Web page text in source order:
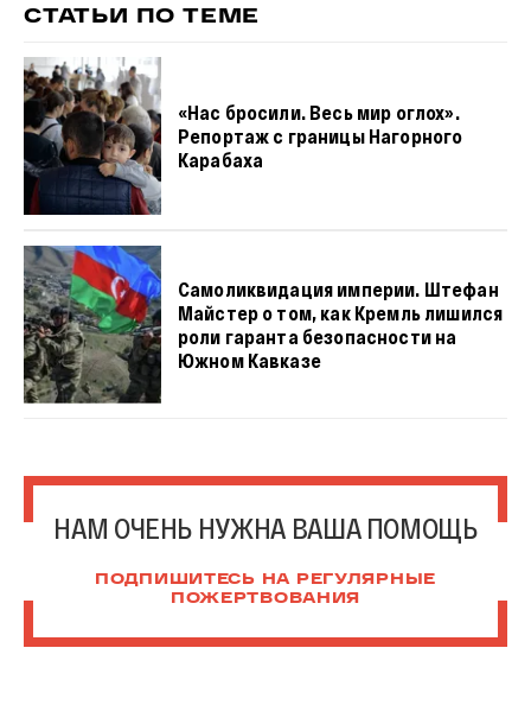
СТАТЬИ ПО ТЕМЕ
«Нас бросили. Весь мир оглох».
Репортаж с границы Нагорного
Карабаха
Самоликвидация империи. Штефан
Майстер о том, как Кремль лишился
роли гаранта безопасности на
Южном Кавказе
НАМ ОЧЕНЬ НУЖНА ВАША ПОМОЩЬ
ПОДПИШИТЕСЬ НА РЕГУЛЯРНЫЕ
ПОЖЕРТВОВАНИЯ